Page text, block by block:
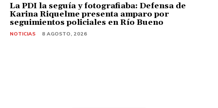
La PDI la seguía y fotografiaba: Defensa de
Karina Riquelme presenta amparo por
seguimientos policiales en Río Bueno
NOTICIAS 8 AGOSTO, 2026